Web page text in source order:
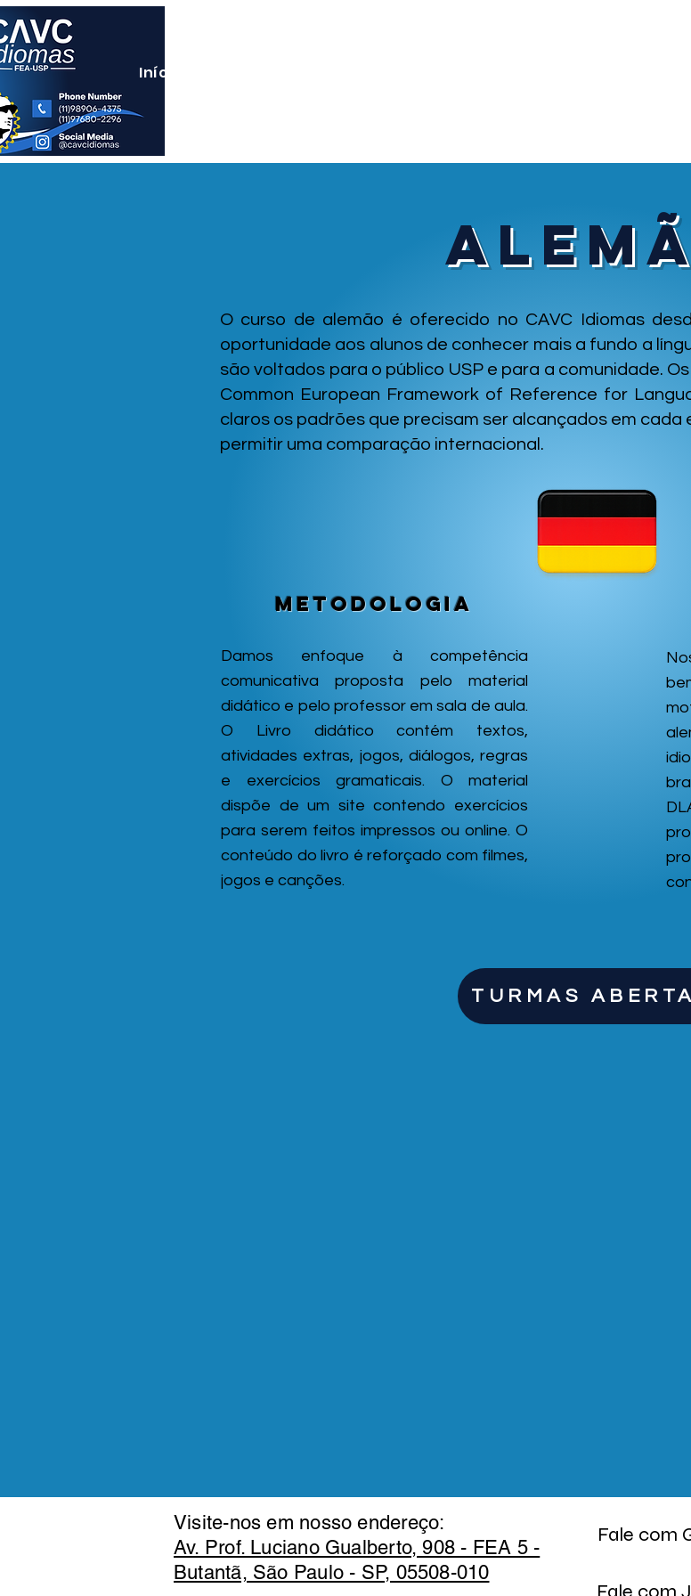
Início
O curso de alemão é oferecido no CAVC Idiomas
oportunidade aos alunos de conhecer mais a fundo a
são voltados para o público USP e para a comunidade.
Common European Framework of Reference for
claros os padrões que precisam ser alcançados em cada
permitir uma comparação internacional.
Metodologia
Damos enfoque à competência
comunicativa proposta pelo material
didático e pelo professor em sala de aula.
O Livro didático contém textos,
atividades extras, jogos, diálogos, regras
e exercícios gramaticais. O material
dispõe de um site contendo exercícios
para serem feitos impressos ou online. O
conteúdo do livro é reforçado com filmes,
jogos e canções.
TURMAS
Visite-nos em nosso endereço:
Av. Prof. Luciano Gualberto, 908 - FEA 5 -
Butantã, São Paulo - SP, 05508-010
Fale com